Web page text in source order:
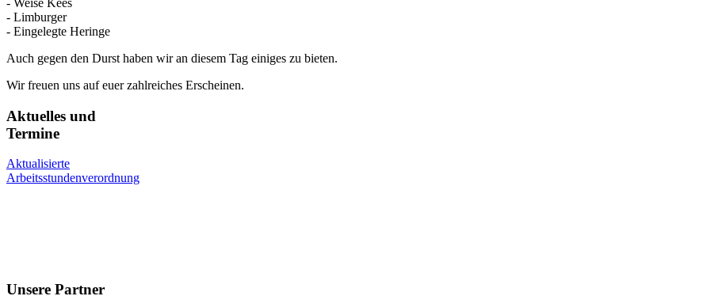
- Weise Kees
- Limburger
- Eingelegte Heringe
Auch gegen den Durst haben wir an diesem Tag einiges zu bieten.
Wir freuen uns auf euer zahlreiches Erscheinen.
Aktuelles und
Termine
Aktualisierte
Arbeitsstundenverordnung
Unsere Partner